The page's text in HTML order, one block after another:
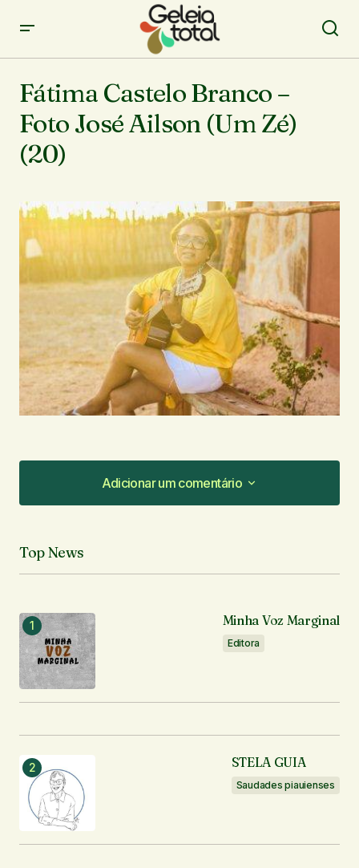
Fátima Castelo Branco –
Foto José Ailson (Um Zé)
(20)
Adicionar um comentário
Adicionar um comentário
O seu endereço de e-mail não será publicado.
Comentário
Seu nome*
Seu e-mail
Enviar comentário
Top News
Minha Voz Marginal
Editora
STELA GUIA
Saudades piauienses